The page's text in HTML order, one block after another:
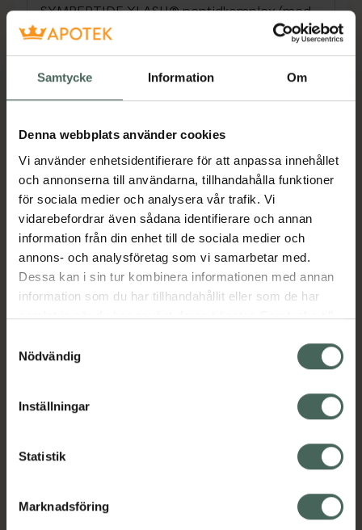
Samtycke Information Om
Denna webbplats använder cookies
Vi använder enhetsidentifierare för att anpassa innehållet
och annonserna till användarna, tillhandahålla funktioner
för sociala medier och analysera vår trafik. Vi
vidarebefordrar även sådana identifierare och annan
information från din enhet till de sociala medier och
annons- och analysföretag som vi samarbetar med.
Dessa kan i sin tur kombinera informationen med annan
information som du har tillhandahållit eller som de har
samlat in när du har använt deras tjänster. Samtycke till
återkalla ditt samtycke via webbplatsens
cookieinställningar. Ett återkallat samtycke påverkar inte
lagligheten av behandling som skett innan återkallelsen.
Nödvändig
Inställningar
Statistik
Marknadsföring
SYMPEPTIDE XLASH® peptidkomplex (med
Myristoyl Pentapeptide-17), REDENSYL™-
Camellia Sinensis bladextrakt), CAPIXYL™
peptidkomplex (med Acetyl Tetrapeptide-3
Widelash™-peptidkomplex (med
biotinoyltripeptid-1), Anargy®-peptidkomplex
(Oligopeptid-2 och glykoproteiner) och koffein
med hög löslighet (0,5 % nettokoffein i vikt) i
en ultralätt bas.
Jämförpris 38,80 kr/ml
EAN:00769915230420
AnsiktsserumAnsiktsvårdHudvårdMakeup
Vegansk hudvård
Omdömen Visa
Innehåll Visa
Instruktioner Visa